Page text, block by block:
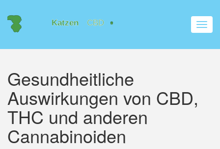
Gesundheitliche
Auswirkungen von CBD,
THC und anderen
Cannabinoiden